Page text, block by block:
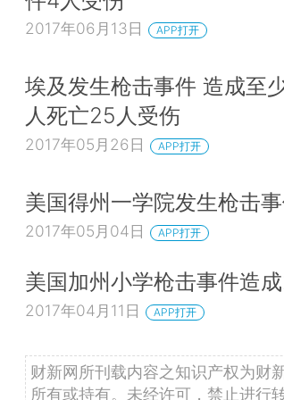
2017年06月13日 APP打开
埃及发生枪击事件 造成至
人死亡25人受伤
2017年05月26日 APP打开
美国得州一学院发生枪击
2017年05月04日 APP打开
美国加州小学枪击事件造
2017年04月11日 APP打开
财新网所刊载内容之知识产权为财
所有或持有。未经许可，禁止进行